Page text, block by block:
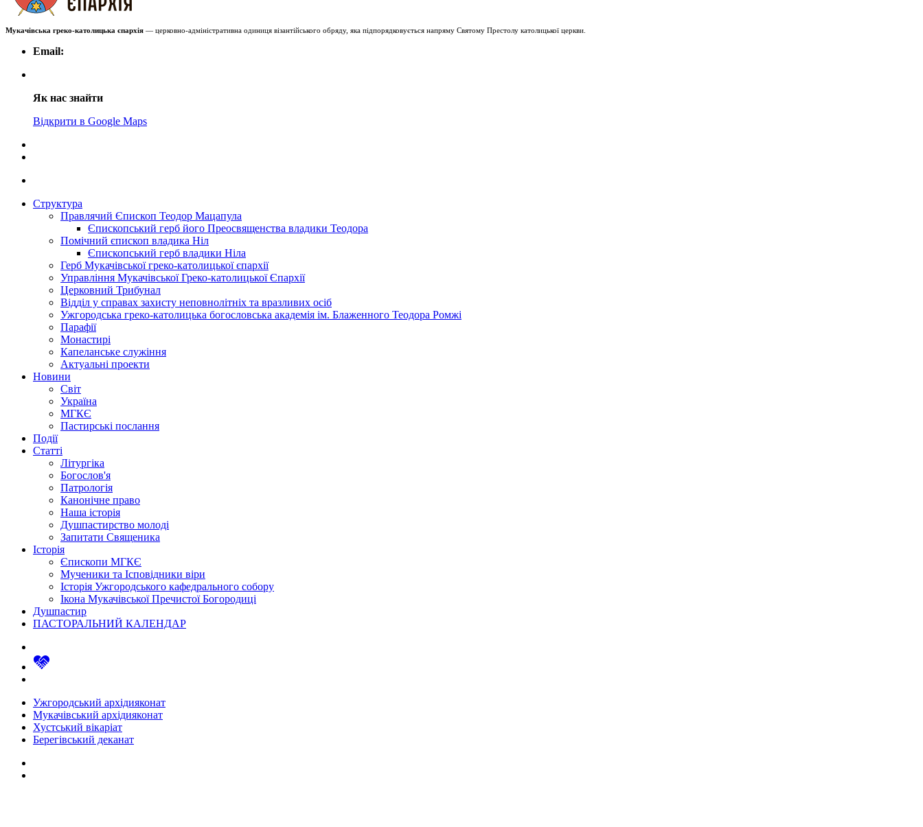
Мукачівська греко-католицька єпархія — церковно-адміністративна одиниця візантійського обряду, яка підпорядковується напряму Святому Престолу католицької церкви.
Email:
Як нас знайти
Відкрити в Google Maps
Структура
Правлячий Єпископ Теодор Мацапула
Єпископський герб його Преосвященства владики Теодора
Помічний єпископ владика Ніл
Єпископський герб владики Ніла
Герб Мукачівської греко-католицької єпархії
Управління Мукачівської Греко-католицької Єпархії
Церковний Трибунал
Відділ у справах захисту неповнолітніх та вразливих осіб
Ужгородська греко-католицька богословська академія ім. Блаженного Теодора Ромжі
Парафії
Монастирі
Капеланське служіння
Актуальні проекти
Новини
Світ
Україна
МГКЄ
Пастирські послання
Події
Статті
Літургіка
Богослов'я
Патрологія
Канонічне право
Наша історія
Душпастирство молоді
Запитати Священика
Історія
Єпископи МГКЄ
Мученики та Ісповідники віри
Історія Ужгородського кафедрального собору
Ікона Мукачівської Пречистої Богородиці
Душпастир
ПАСТОРАЛЬНИЙ КАЛЕНДАР
Ужгородський архідияконат
Мукачівський архідияконат
Хустський вікаріат
Берегівський деканат